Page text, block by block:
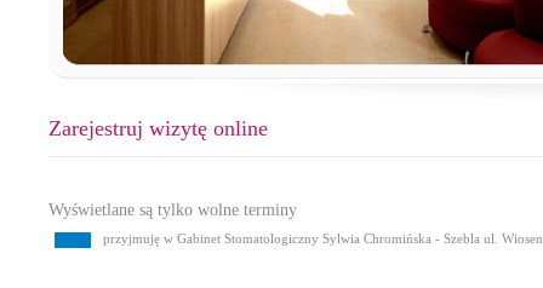
Zarejestruj wizytę online
Wyświetlane są tylko wolne terminy
przyjmuję w Gabinet Stomatologiczny Sylwia Chromińska - Szebla ul.